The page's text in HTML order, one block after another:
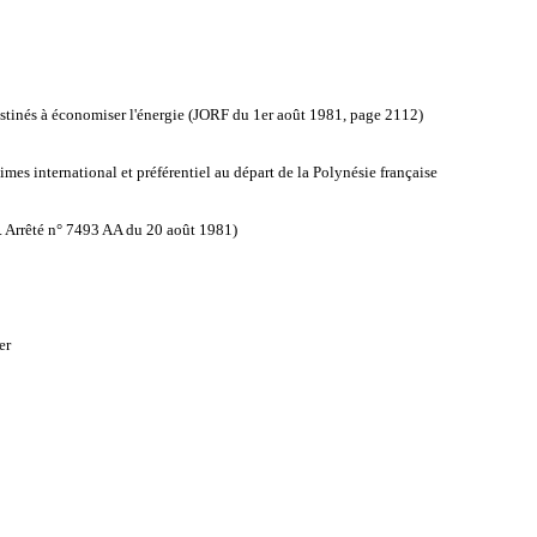
à économiser l'énergie (JORF du 1er août 1981, page 2112)
international et préférentiel au départ de la Polynésie française
n° 7493 AA du 20 août 1981)